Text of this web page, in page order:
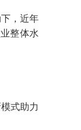
，近年
整体水
式助力